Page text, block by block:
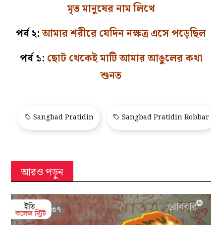
মৃত মানুষের নাম লিখে
পর্ব ২:আমার শরীরে যেদিন নক্ষত্র এসে পড়েছিল
পর্ব ১: ছোট থেকেই মাটি আমার আঙুলের কথা
শুনত
Sangbad Pratidin Sangbad Pratidin Robbar
আরও পড়ুন